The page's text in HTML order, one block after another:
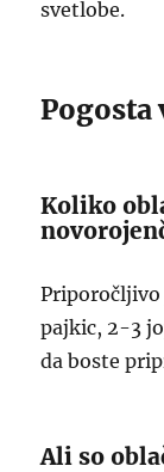
svetlobe.
Pogosta
Koliko
pajkic, 2-3
da boste
Ali so